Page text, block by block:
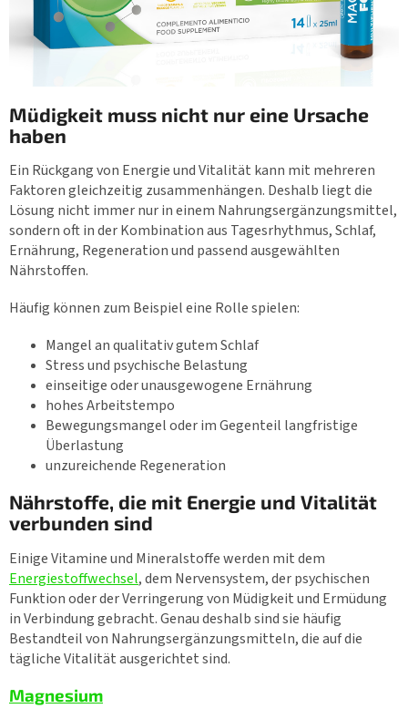
Müdigkeit muss nicht nur eine Ursache
haben
Ein Rückgang von Energie und Vitalität kann mit mehreren
Faktoren gleichzeitig zusammenhängen. Deshalb liegt die
Lösung nicht immer nur in einem Nahrungsergänzungsmittel,
sondern oft in der Kombination aus Tagesrhythmus, Schlaf,
Ernährung, Regeneration und passend ausgewählten
Nährstoffen.
Häufig können zum Beispiel eine Rolle spielen:
Mangel an qualitativ gutem Schlaf
Stress und psychische Belastung
einseitige oder unausgewogene Ernährung
hohes Arbeitstempo
Bewegungsmangel oder im Gegenteil langfristige
Überlastung
unzureichende Regeneration
Nährstoffe, die mit Energie und Vitalität
verbunden sind
Einige Vitamine und Mineralstoffe werden mit dem
Energiestoffwechsel, dem Nervensystem, der psychischen
Funktion oder der Verringerung von Müdigkeit und Ermüdung
in Verbindung gebracht. Genau deshalb sind sie häufig
Bestandteil von Nahrungsergänzungsmitteln, die auf die
tägliche Vitalität ausgerichtet sind.
Magnesium